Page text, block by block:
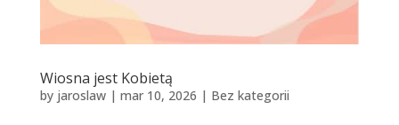
Wiosna jest Kobietą
by jaroslaw| mar 10, 2026 | Bez kategorii